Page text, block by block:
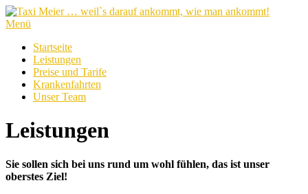
Zum
Inhalt
Menü
Startseite
Leistungen
Preise und Tarife
Krankenfahrten
Unser Team
Leistungen
Sie sollen sich bei uns rund um wohl fühlen, das ist unser
oberstes Ziel!